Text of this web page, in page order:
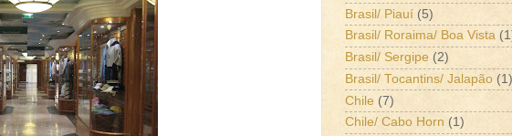
Brasil/ Piauí (5)
Brasil/ Roraima/ Boa Vista
Brasil/ Sergipe (2)
Brasil/ Tocantins/ Jalapão (1)
Chile (7)
Chile/ Cabo Horn (1)